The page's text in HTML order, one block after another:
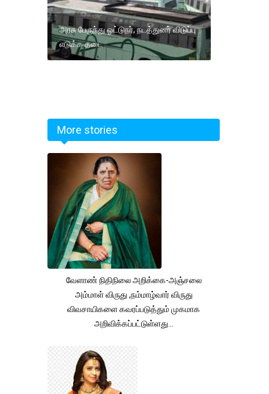
அரசு பேருந்து ஓட்டுநர், நடத்துனர் விடுப்பு
எடுக்க தடை
More stories
வேளாண் நிதிநிலை அறிக்கை-அஞ்சலை
அம்மாள் விருது ,நம்மாழ்வார் விருது
விவசாயிகளை கவரப்படுத்தும் முகமாக
அறிவிக்கப்பட்டுள்ளது...